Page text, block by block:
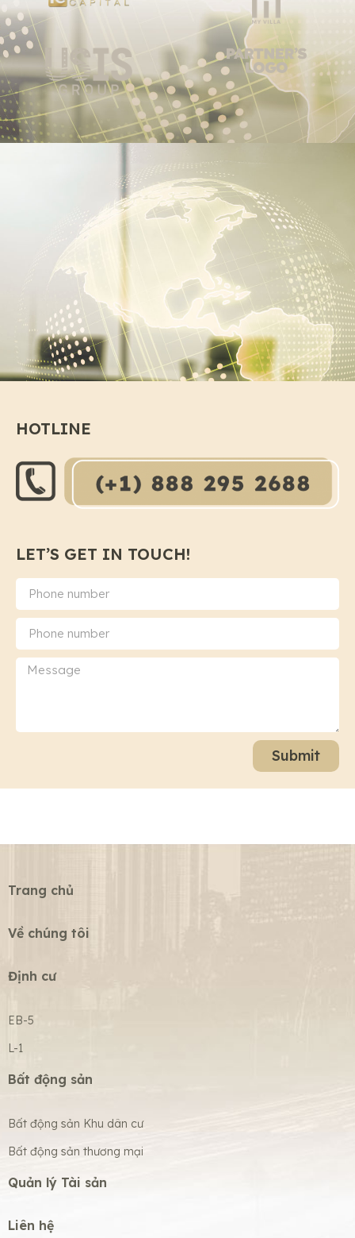
HOTLINE
LET’S GET IN TOUCH!
Submit
Trang chủ
Về chúng tôi
Định cư
EB-5
L-1
Bất động sản
Bất động sản Khu dân cư
Bất động sản thương mại
Quản lý Tài sản
Liên hệ